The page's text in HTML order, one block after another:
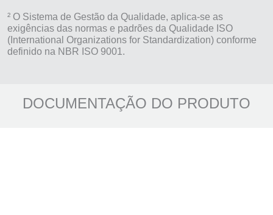
² O Sistema de Gestão da Qualidade, aplica-se as
exigências das normas e padrões da Qualidade ISO
(International Organizations for Standardization) conforme
definido na NBR ISO 9001.
DOCUMENTAÇÃO DO PRODUTO